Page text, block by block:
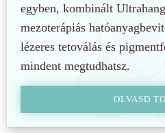
egyben, kombinált
mezoterápiás
lézeres tetoválás és
mindent megtudhatsz.
OLVASD